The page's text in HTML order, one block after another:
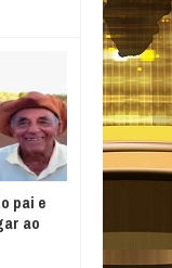
pai e
ao